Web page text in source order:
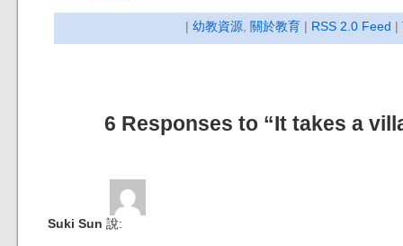
| 幼教資源 關於教育 | RSS 2.0 Feed |
6 Responses to “It takes a
Suki Sun 說: